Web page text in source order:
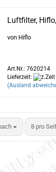
Luftfilter,
von Hiflo
Art.Nr.: 7620214
Lieferzeit:
(Ausland
8 pro